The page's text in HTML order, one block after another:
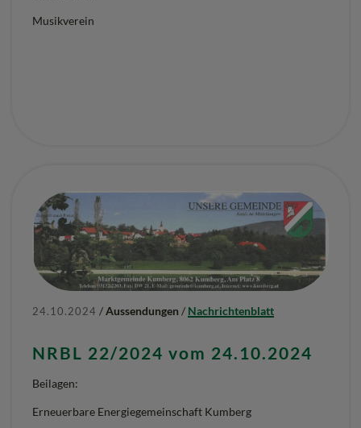
Musikverein
24.10.2024 /Aussendungen / Nachrichtenblatt
NRBL 22/2024 vom 24.10.2024
Beilagen:
Erneuerbare Energiegemeinschaft Kumberg